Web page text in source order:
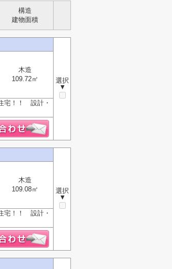
構造
建物面積
選択
▼
木造
109.72㎡
宅！！ 設計・
選択
▼
木造
109.08㎡
宅！！ 設計・